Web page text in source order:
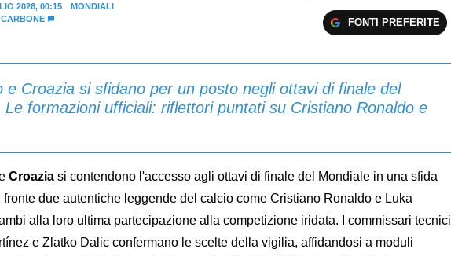
2026, 00:15
MONDIALI
FONTI PREFERITE
e Croazia si sfidano per un posto negli ottavi di finale del
Le formazioni ufficiali: riflettori puntati su Cristiano Ronaldo e
Croazia si contendono l'accesso agli ottavi di finale del Mondiale in una sfida
fronte due autentiche leggende del calcio come Cristiano Ronaldo e Luka
alla loro ultima partecipazione alla competizione iridata. I commissari tecnici
e Zlatko Dalic confermano le scelte della vigilia, affidandosi a moduli